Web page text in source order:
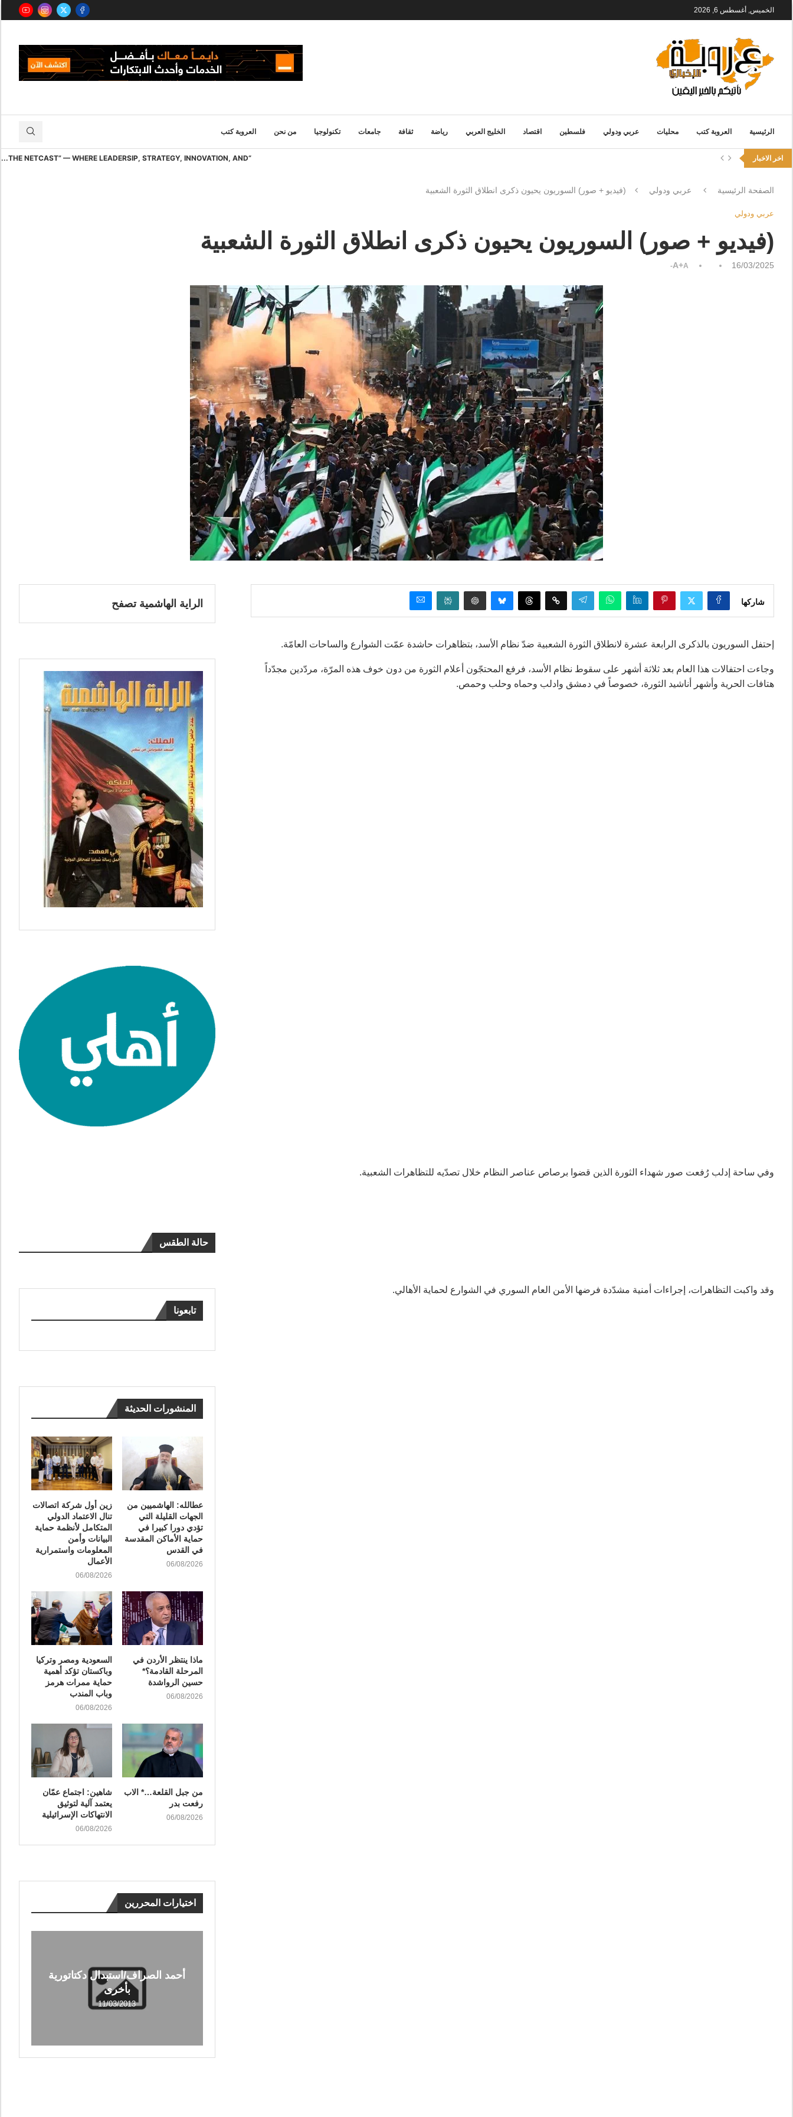
الخميس, أغسطس 6, 2026
الرئيسية العروبة كتب محليات عربي ودولي فلسطين اقتصاد الخليج العربي رياضة ثقافة جامعات تكنولوجيا من نحن العروبة كتب
اخر الاخبار “THE NETCAST” — WHERE LEADERSIP, STRATEGY, INNOVATION, AND...
الصفحة الرئيسية عربي ودولي (فيديو + صور) السوريون يحيون ذكرى انطلاق الثورة الشعبية
عربي ودولي
(فيديو + صور) السوريون يحيون ذكرى انطلاق الثورة الشعبية
16/03/2025
A+A-
شاركها
إحتفل السوريون بالذكرى الرابعة عشرة لانطلاق الثورة الشعبية ضدّ نظام الأسد، بتظاهرات حاشدة عمّت الشوارع والساحات العامّة.
وجاءت احتفالات هذا العام بعد ثلاثة أشهر على سقوط نظام الأسد، فرفع المحتجّون أعلام الثورة من دون خوف هذه المرّة، مردّدين مجدّداً
هتافات الحرية وأشهر أناشيد الثورة، خصوصاً في دمشق وادلب وحماه وحلب وحمص.
وفي ساحة إدلب رُفعت صور شهداء الثورة الذين قضوا برصاص عناصر النظام خلال تصدّيه للتظاهرات الشعبية.
وقد واكبت التظاهرات، إجراءات أمنية مشدّدة فرضها الأمن العام السوري في الشوارع لحماية الأهالي.
الراية الهاشمية تصفح
حالة الطقس
تابعونا
المنشورات الحديثة
عطالله: الهاشميين من
الجهات القليلة التي
تؤدي دورا كبيرا في
حماية الأماكن المقدسة
في القدس
06/08/2026
زين أول شركة اتصالات
تنال الاعتماد الدولي
المتكامل لأنظمة حماية
البيانات وأمن
المعلومات واستمرارية
الأعمال
06/08/2026
ماذا ينتظر الأردن في
المرحلة القادمة؟*
حسين الرواشدة
06/08/2026
السعودية ومصر وتركيا
وباكستان تؤكد أهمية
حماية ممرات هرمز
وباب المندب
06/08/2026
من جبل القلعة…* الاب
رفعت بدر
06/08/2026
شاهين: اجتماع عمّان
يعتمد آلية لتوثيق
الانتهاكات الإسرائيلية
06/08/2026
اختيارات المحررين
أحمد الصراف/استبدال دكتاتورية
بأخرى
11/03/2013